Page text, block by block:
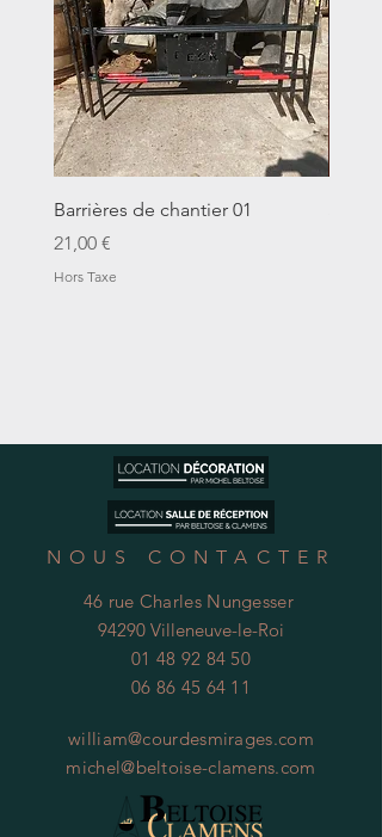
Barrières de chantier 01
Prix
21,00 €
Hors Taxe
NOUS CONTACTER
46 rue Charles Nungesser
94290 Villeneuve-le-Roi
01 48 92 84 50
06 86 45 64 11
william@courdesmirages.com
michel@beltoise-clamens.com